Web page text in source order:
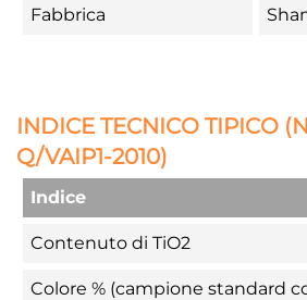
Fabbrica
INDICE TECNICO TIPICO
Q/VAIP1-2010)
Indice
Contenuto di TiO2
Colore % (campione standard